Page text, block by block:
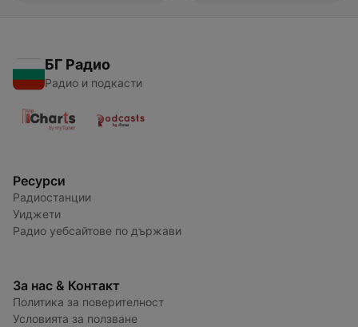
БГ Радио
Радио и подкасти
Ресурси
Радиостанции
Уиджети
Радио уебсайтове по държави
За нас & Контакт
Политика за поверителност
Условията за ползване